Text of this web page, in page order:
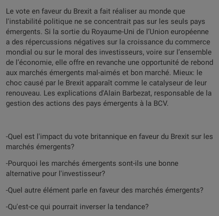
Le vote en faveur du Brexit a fait réaliser au monde que
l'instabilité politique ne se concentrait pas sur les seuls pays
émergents. Si la sortie du Royaume-Uni de l’Union européenne
a des répercussions négatives sur la croissance du commerce
mondial ou sur le moral des investisseurs, voire sur l’ensemble
de l’économie, elle offre en revanche une opportunité de rebond
aux marchés émergents mal-aimés et bon marché. Mieux: le
choc causé par le Brexit apparaît comme le catalyseur de leur
renouveau. Les explications d'Alain Barbezat, responsable de la
gestion des actions des pays émergents à la BCV.
-Quel est l'impact du vote britannique en faveur du Brexit sur les
marchés émergents?
-Pourquoi les marchés émergents sont-ils une bonne
alternative pour l'investisseur?
-Quel autre élément parle en faveur des marchés émergents?
-Qu'est-ce qui pourrait inverser la tendance?